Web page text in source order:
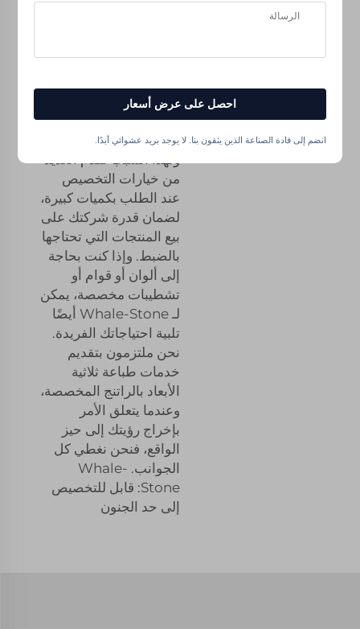
الطباعة ثلاثية الأبعاد
في ويل-ستون، نحن نعلم
أن جعل منزلك الجديد
مثاليًا لك أمرٌ بالغ الأهمية.
من خيارات التخصيص
عند الطلب بكميات كبيرة،
لضمان قدرة شركتك على
بيع المنتجات التي تحتاجها
بالضبط. وإذا كنت بحاجة
إلى ألوان أو قوام أو
تشطيبات مخصصة، يمكن
لـ Whale-Stone أيضًا
تلبية احتياجاتك الفريدة.
نحن ملتزمون بتقديم
خدمات طباعة ثلاثية
الأبعاد بالراتنج المخصصة،
وعندما يتعلق الأمر
بإخراج رؤيتك إلى حيز
الواقع، فنحن نغطي كل
الجوانب. Whale-
Stone: قابل للتخصيص
إلى حد الجنون
احصل على عرض أسعار
انضم إلى قادة الصناعة الذين يثقون بنا. لا يوجد بريد عشوائي أبدًا.